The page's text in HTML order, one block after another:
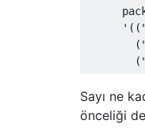
Sayı ne
önceliği